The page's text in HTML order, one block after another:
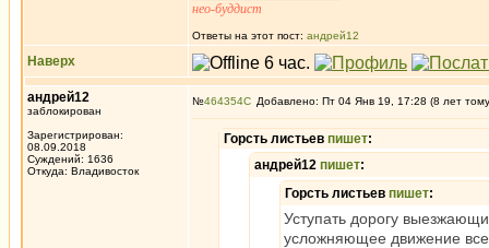
нео-буддист
Ответы на этот пост: андрей12
Наверх
андрей12
заблокирован
Зарегистрирован:
08.09.2018
Суждений: 1636
Откуда: Владивосток
№464354 Добавлено: Пт 04 Янв 19, 17:28 (8 лет
Горсть листьев пишет:
андрей12 пишет:
Горсть листьев пишет:
Уступать дорогу
усложняющее движение